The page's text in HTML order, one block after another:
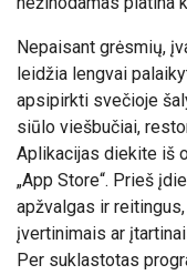
Nepaisant grėsmių,
leidžia lengvai
apsipirkti svečioje
siūlo viešbučiai,
Aplikacijas diekite iš
„App Store“. Prieš
apžvalgas ir
įvertinimais ar
Per suklastotas